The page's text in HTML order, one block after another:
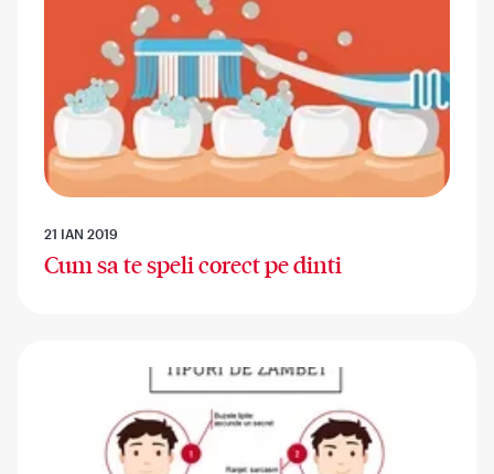
21 IAN 2019
Cum sa te speli corect pe dinti